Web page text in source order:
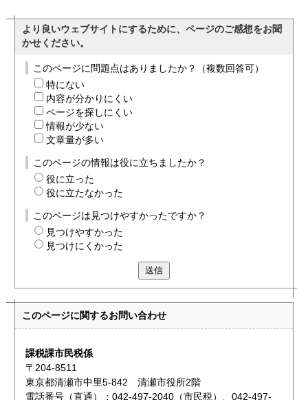
より良いウェブサイトにするために、ページのご感想をお聞
かせください。
このページに問題点はありましたか？（複数回答可）
特にない
内容が分かりにくい
ページを探しにくい
情報が少ない
文章量が多い
このページの情報は役に立ちましたか？
役に立った
役に立たなかった
このページは見つけやすかったですか？
見つけやすかった
見つけにくかった
送信
このページに関するお問い合わせ
課税課市民税係
〒204-8511
東京都清瀬市中里5-842 清瀬市役所2階
電話番号（直通）：042-497-2040（市民税）、042-497-